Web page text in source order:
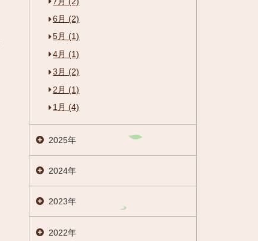
6月 (2)
5月 (1)
4月 (1)
3月 (2)
2月 (1)
1月 (4)
2025年
2024年
2023年
2022年